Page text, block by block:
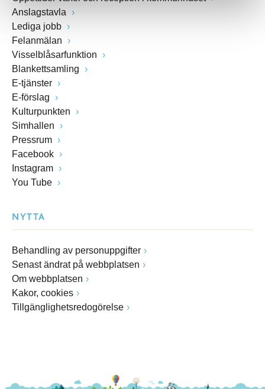
Anslagstavla
Lediga jobb
Felanmälan
Visselblåsarfunktion
Blankettsamling
E-tjänster
E-förslag
Kulturpunkten
Simhallen
Pressrum
Facebook
Instagram
You Tube
NYTTA
Behandling av personuppgifter
Senast ändrat på webbplatsen
Om webbplatsen
Kakor, cookies
Tillgänglighetsredogörelse